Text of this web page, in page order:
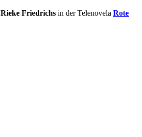
Rieke Friedrichs in der Telenovela Rote